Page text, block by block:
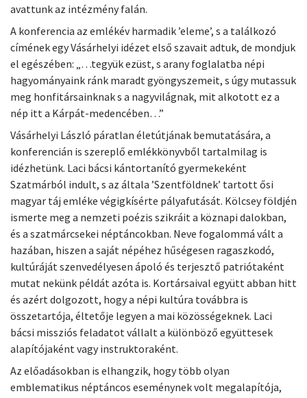
avattunk az intézmény falán.
A konferencia az emlékév harmadik ’eleme’, s a találkozó
címének egy Vásárhelyi idézet első szavait adtuk, de mondjuk
el egészében: „…tegyük ezüst, s arany foglalatba népi
hagyományaink ránk maradt gyöngyszemeit, s úgy mutassuk
meg honfitársainknak s a nagyvilágnak, mit alkotott ez a
nép itt a Kárpát-medencében…”
Vásárhelyi László páratlan életútjának bemutatására, a
konferencián is szereplő emlékkönyvből tartalmilag is
idézhetünk. Laci bácsi kántortanító gyermekeként
Szatmárból indult, s az általa ’Szentföldnek’ tartott ősi
magyar táj emléke végigkísérte pályafutását. Kölcsey földjén
ismerte meg a nemzeti poézis szikráit a köznapi dalokban,
és a szatmárcsekei néptáncokban. Neve fogalommá vált a
hazában, hiszen a saját népéhez hűségesen ragaszkodó,
kultúráját szenvedélyesen ápoló és terjesztő patriótaként
mutat nekünk példát azóta is. Kortársaival együtt abban hitt
és azért dolgozott, hogy a népi kultúra továbbra is
összetartója, éltetője legyen a mai közösségeknek. Laci
bácsi missziós feladatot vállalt a különböző együttesek
alapítójaként vagy instruktoraként.
Az előadásokban is elhangzik, hogy több olyan
emblematikus néptáncos eseménynek volt megalapítója,